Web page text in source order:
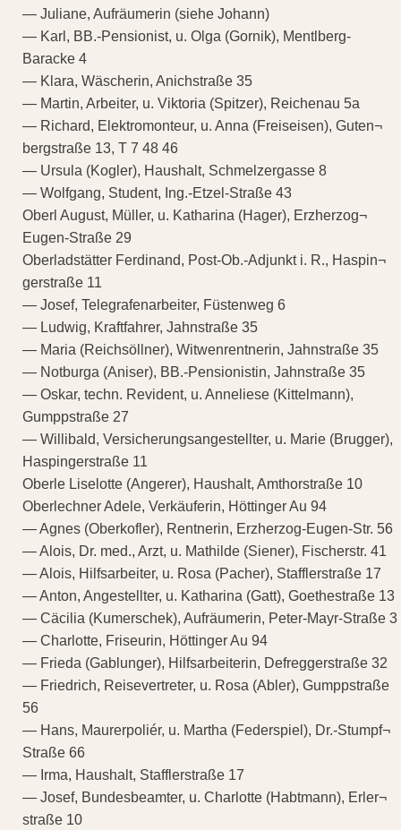
— Juliane, Aufräumerin (siehe Johann)
— Karl, BB.-Pensionist, u. Olga (Gornik), Mentlberg-
Baracke 4
— Klara, Wäscherin, Anichstraße 35
— Martin, Arbeiter, u. Viktoria (Spitzer), Reichenau 5a
— Richard, Elektromonteur, u. Anna (Freiseisen), Guten¬
bergstraße 13, T 7 48 46
— Ursula (Kogler), Haushalt, Schmelzergasse 8
— Wolfgang, Student, Ing.-Etzel-Straße 43
Oberl August, Müller, u. Katharina (Hager), Erzherzog¬
Eugen-Straße 29
Oberladstätter Ferdinand, Post-Ob.-Adjunkt i. R., Haspin¬
gerstraße 11
— Josef, Telegrafenarbeiter, Füstenweg 6
— Ludwig, Kraftfahrer, Jahnstraße 35
— Maria (Reichsöllner), Witwenrentnerin, Jahnstraße 35
— Notburga (Aniser), BB.-Pensionistin, Jahnstraße 35
— Oskar, techn. Revident, u. Anneliese (Kittelmann),
Gumppstraße 27
— Willibald, Versicherungsangestellter, u. Marie (Brugger),
Haspingerstraße 11
Oberle Liselotte (Angerer), Haushalt, Amthorstraße 10
Oberlechner Adele, Verkäuferin, Höttinger Au 94
— Agnes (Oberkofler), Rentnerin, Erzherzog-Eugen-Str. 56
— Alois, Dr. med., Arzt, u. Mathilde (Siener), Fischerstr. 41
— Alois, Hilfsarbeiter, u. Rosa (Pacher), Stafflerstraße 17
— Anton, Angestellter, u. Katharina (Gatt), Goethestraße 13
— Cäcilia (Kumerschek), Aufräumerin, Peter-Mayr-Straße 3
— Charlotte, Friseurin, Höttinger Au 94
— Frieda (Gablunger), Hilfsarbeiterin, Defreggerstraße 32
— Friedrich, Reisevertreter, u. Rosa (Abler), Gumppstraße
56
— Hans, Maurerpoliér, u. Martha (Federspiel), Dr.-Stumpf¬
Straße 66
— Irma, Haushalt, Stafflerstraße 17
— Josef, Bundesbeamter, u. Charlotte (Habtmann), Erler¬
straße 10